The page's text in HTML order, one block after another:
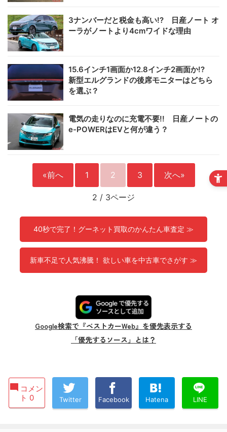
3ナンバーだと税金も高い!? 日産ノート オ
ーラがノートより4cmワイドな理由
15.6インチ1画面か12.8インチ2画面か!?
新型エルグランドの後席モニターはどちら
を選ぶ？
電気の走りなのに充電不要!! 日産ノートの
e-POWERはEVと何が違う？
«前へ 1 2 3 次へ»
2 / 3ページ
40秒で完了！グーネット買取のかんたん車査定 ≫
新車不足で人気沸騰！ 欲しい車を中古車でさがす ≫
Google検索で『ベストカーWeb』を優先表示する
「優先するソース」とは？
コメン
ト 0
Twitter Facebook Hatena LINE